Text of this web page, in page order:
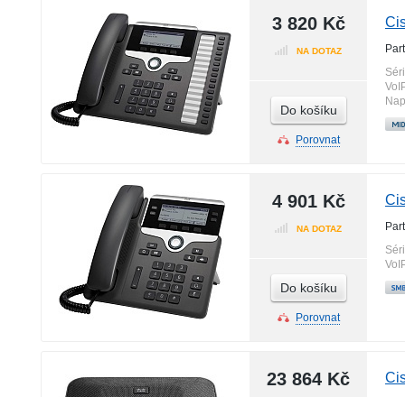
3 820 Kč
NA DOTAZ
Do košíku
Porovnat
4 901 Kč
NA DOTAZ
Do košíku
Porovnat
23 864 Kč